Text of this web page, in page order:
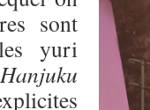
sont
yuri
Hanjuku